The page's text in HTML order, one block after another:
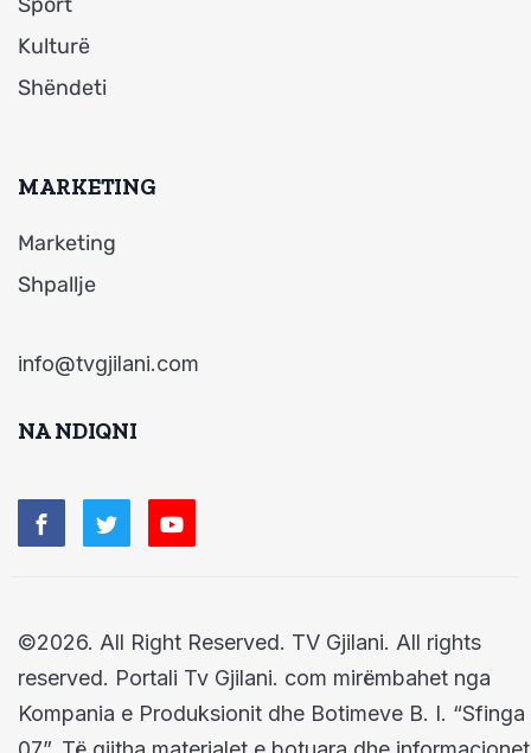
Kulturë
Shëndeti
MARKETING
Marketing
Shpallje
info@tvgjilani.com
NA NDIQNI
©2026. All Right Reserved. TV Gjilani. All rights
reserved. Portali Tv Gjilani. com mirëmbahet nga
Kompania e Produksionit dhe Botimeve B. I. “Sfinga